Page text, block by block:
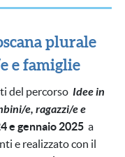
plurale
e famiglie
del percorso Idee in
e, ragazzi/e e
e gennaio 2025 a
e realizzato con il